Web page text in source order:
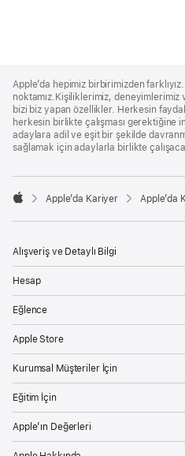
Footer
Apple’da hepimiz birbirimizden
noktamız.Kişiliklerimiz, deneyimlerimiz
bizi biz yapan özellikler. Herkesin
herkesin birlikte çalışması gerektiğine
adaylara adil ve eşit bir şekilde
sağlamak için adaylarla birlikte

Apple’da Kariyer Apple’da
Alışveriş ve Detaylı Bilgi
Hesap
Eğlence
Apple Store
Kurumsal Müşteriler İçin
Eğitim İçin
Apple’ın Değerleri